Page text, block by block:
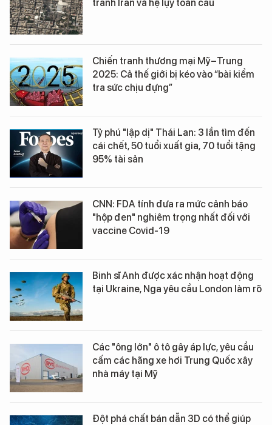
tranh Iran và hệ lụy toàn cầu
Chiến tranh thương mại Mỹ–Trung
2025: Cả thế giới bị kéo vào “bài kiểm
tra sức chịu đựng”
Tỷ phú "lập dị" Thái Lan: 3 lần tìm đến
cái chết, 50 tuổi xuất gia, 70 tuổi tặng
95% tài sản
CNN: FDA tính đưa ra mức cảnh báo
"hộp đen" nghiêm trọng nhất đối với
vaccine Covid-19
Binh sĩ Anh được xác nhận hoạt động
tại Ukraine, Nga yêu cầu London làm rõ
Các "ông lớn" ô tô gây áp lực, yêu cầu
cấm các hãng xe hơi Trung Quốc xây
nhà máy tại Mỹ
Đột phá chất bán dẫn 3D có thể giúp